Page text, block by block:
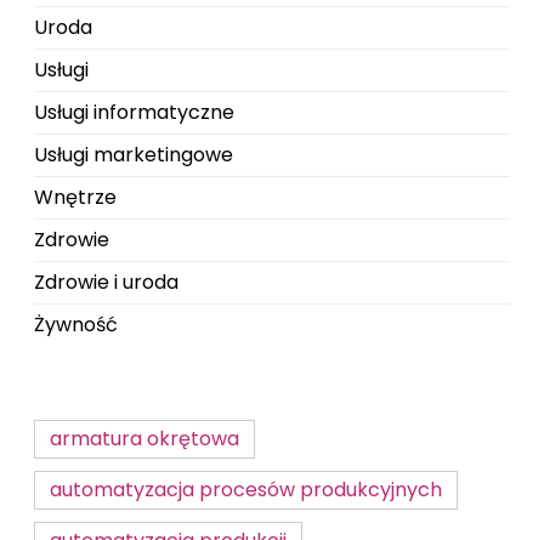
Uroda
Usługi
Usługi informatyczne
Usługi marketingowe
Wnętrze
Zdrowie
Zdrowie i uroda
Żywność
armatura okrętowa
automatyzacja procesów produkcyjnych